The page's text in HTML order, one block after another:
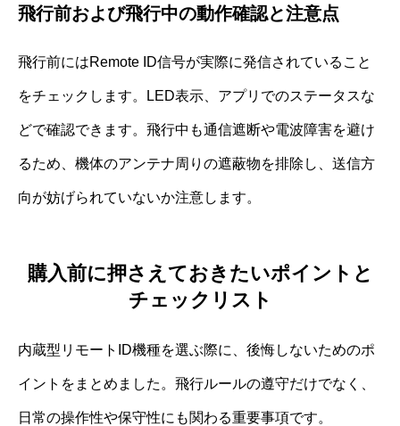
飛行前および飛行中の動作確認と注意点
飛行前にはRemote ID信号が実際に発信されていること
をチェックします。LED表示、アプリでのステータスな
どで確認できます。飛行中も通信遮断や電波障害を避け
るため、機体のアンテナ周りの遮蔽物を排除し、送信方
向が妨げられていないか注意します。
購入前に押さえておきたいポイントと
チェックリスト
内蔵型リモートID機種を選ぶ際に、後悔しないためのポ
イントをまとめました。飛行ルールの遵守だけでなく、
日常の操作性や保守性にも関わる重要事項です。